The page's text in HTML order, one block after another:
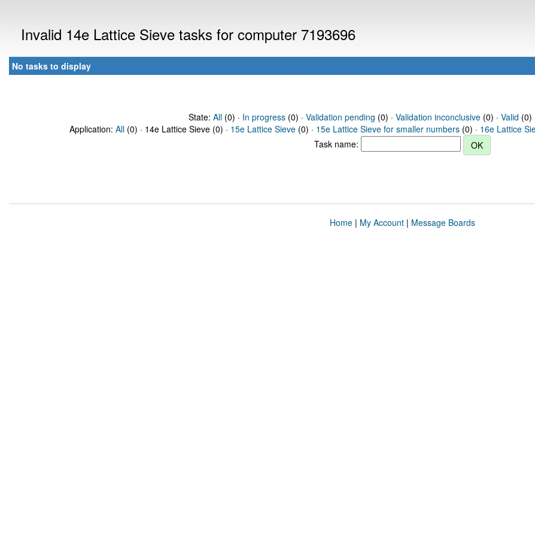
Invalid 14e Lattice Sieve tasks for computer 7193696
No tasks to display
State: All(0) · In progress(0) · Validation pending (0) · Validation inconclusive(0) · Valid (0)
Application: All (0) · 14e Lattice Sieve (0) · 15e Lattice Sieve (0) · 15e Lattice Sieve for smaller numbers (0) · 16e Lattice
Task name:
Home| My Account| Message Boards